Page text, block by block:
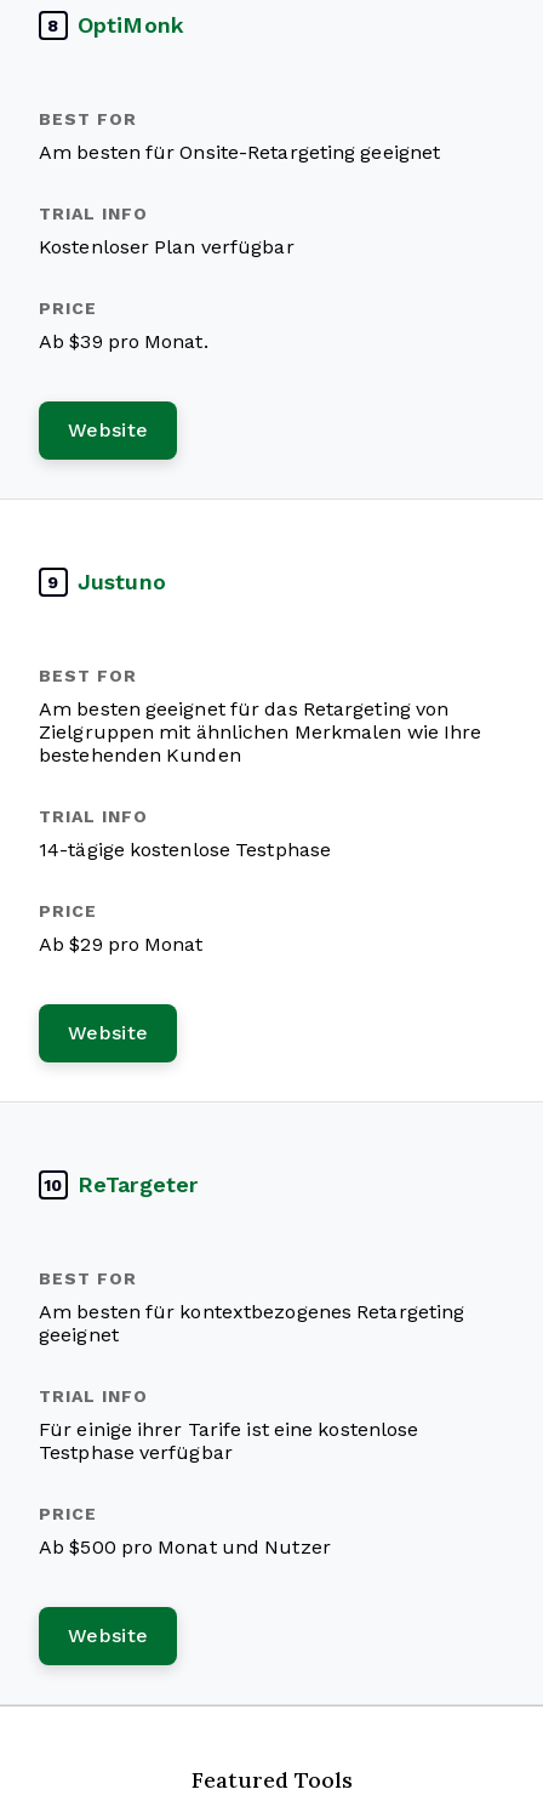
8 OptiMonk
Am besten für Onsite-Retargeting geeignet
Kostenloser Plan verfügbar
Ab $39 pro Monat.
Website
9 Justuno
Am besten geeignet für das Retargeting von
Zielgruppen mit ähnlichen Merkmalen wie Ihre
bestehenden Kunden
14-tägige kostenlose Testphase
Ab $29 pro Monat
Website
10 ReTargeter
Am besten für kontextbezogenes Retargeting
geeignet
Für einige ihrer Tarife ist eine kostenlose
Testphase verfügbar
Ab $500 pro Monat und Nutzer
Website
Featured Tools